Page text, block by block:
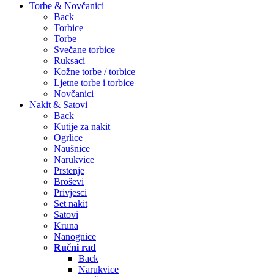
Torbe & Novčanici
Back
Torbice
Torbe
Svečane torbice
Ruksaci
Kožne torbe / torbice
Ljetne torbe i torbice
Novčanici
Nakit & Satovi
Back
Kutije za nakit
Ogrlice
Naušnice
Narukvice
Prstenje
Broševi
Privjesci
Set nakit
Satovi
Kruna
Nanognice
Ručni rad
Back
Narukvice